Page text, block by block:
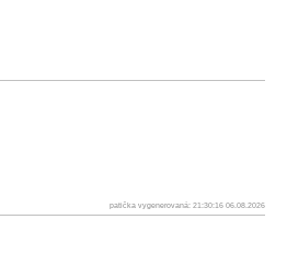
patička vygenerovaná: 21:30:16 06.08.2026